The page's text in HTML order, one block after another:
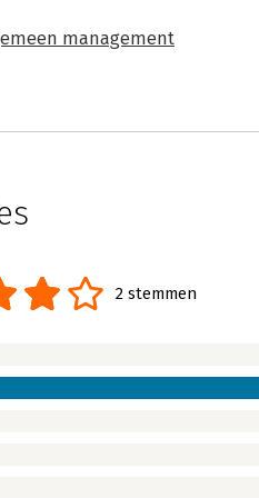
management
2 stemmen